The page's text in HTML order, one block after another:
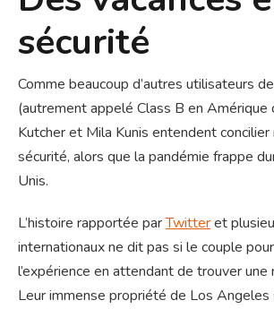
sécurité
Comme beaucoup d’autres utilisateurs
(autrement appelé Class B en Amérique
Kutcher et Mila Kunis entendent
sécurité, alors que la pandémie frappe
Unis.
L’histoire rapportée parTwitteret
internationaux ne dit pas si le couple
l’expérience en attendant de trouver
Leur immense propriété de Los